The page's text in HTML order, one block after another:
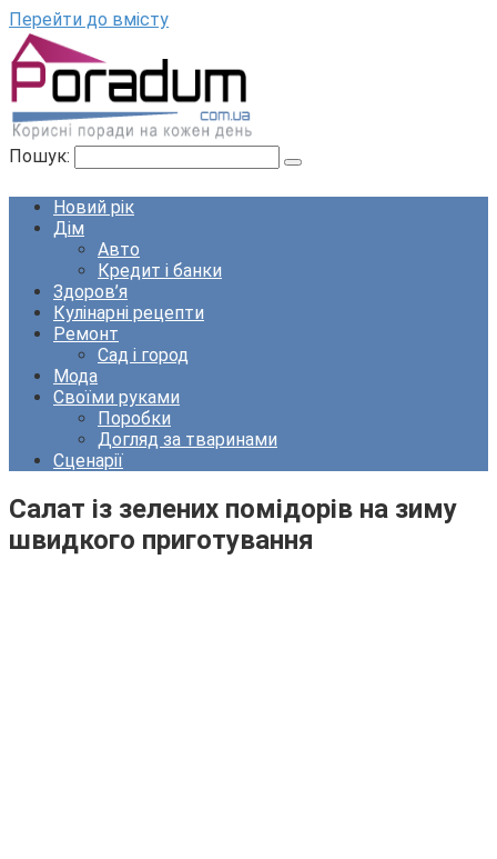
Перейти до вмісту
Пошук:
Новий рік
Дім
Авто
Кредит і банки
Здоров’я
Кулінарні рецепти
Ремонт
Сад і город
Мода
Своїми руками
Поробки
Догляд за тваринами
Сценарії
Салат із зелених помідорів на зиму
швидкого приготування